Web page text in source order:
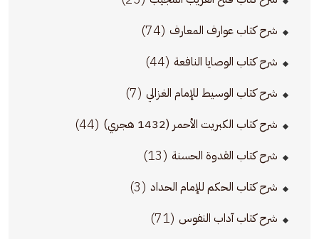
شرح كتاب عوارف المعارف (74)
شرح كتاب الوصايا النافعة (44)
شرح كتاب الوسيط للإمام الغزالي (7)
شرح كتاب الكبريت الأحمر (1432 هجري) (44)
شرح كتاب القدوة الحسنة (13)
شرح كتاب الحكم للإمام الحداد (3)
شرح كتاب آداب النفوس (71)